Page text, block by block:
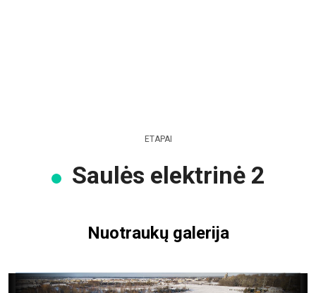
ETAPAI
Saulės elektrinė 2
Nuotraukų galerija